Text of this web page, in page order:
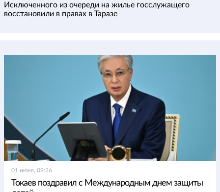
Исключенного из очереди на жилье госслужащего
восстановили в правах в Таразе
01 июня, 09:26
Токаев поздравил с Международным днем защиты